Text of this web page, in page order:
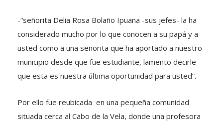
-“señorita Delia Rosa Bolaño Ipuana -sus jefes- la ha
considerado mucho por lo que conocen a su papá y a
usted como a una señorita que ha aportado a nuestro
municipio desde que fue estudiante, lamento decirle
que esta es nuestra última oportunidad para usted”.
Por ello fue reubicada en una pequeña comunidad
situada cerca al Cabo de la Vela, donde una profesora